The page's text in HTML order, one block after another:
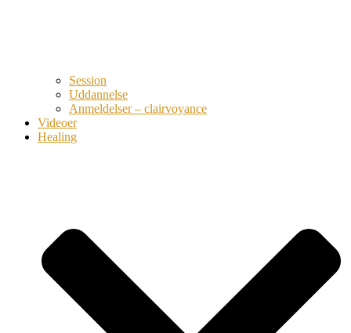
Session
Uddannelse
Anmeldelser – clairvoyance
Videoer
Healing